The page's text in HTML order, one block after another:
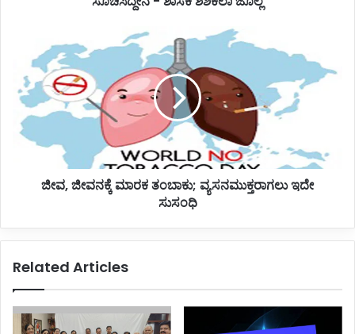
ಜೀವನಕ್ಕೆ
ಮಾರಕ
ತಂಬಾಕು;
ವ್ಯಸನಮುಕ್ತರಾಗಲು
ಇದೇ
ಸುಸಂಧಿ
ಜೀವ, ಜೀವನಕ್ಕೆ ಮಾರಕ ತಂಬಾಕು; ವ್ಯಸನಮುಕ್ತರಾಗಲು ಇದೇ
ಸುಸಂಧಿ
Related Articles